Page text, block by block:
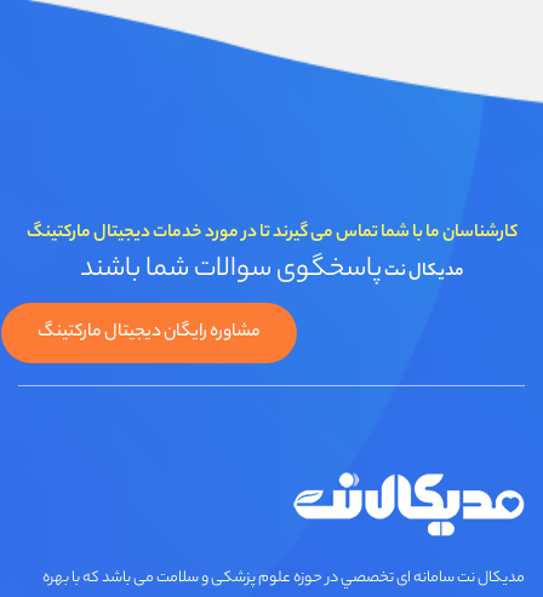
کارشناسان ما با شما تماس می گیرند تا در مورد خدمات دیجیتال مارکتینگ
مدیکال نتپاسخگوی سوالات شما باشند
مشاوره رایگان دیجیتال مارکتینگ
مديكال نت سامانه ای تخصصي در حوزه علوم پزشکی و سلامت می باشد که با بهره